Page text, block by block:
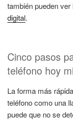
también pueden
digital.
Cinco pasos
teléfono hoy
La forma más
teléfono como una
puede que no se